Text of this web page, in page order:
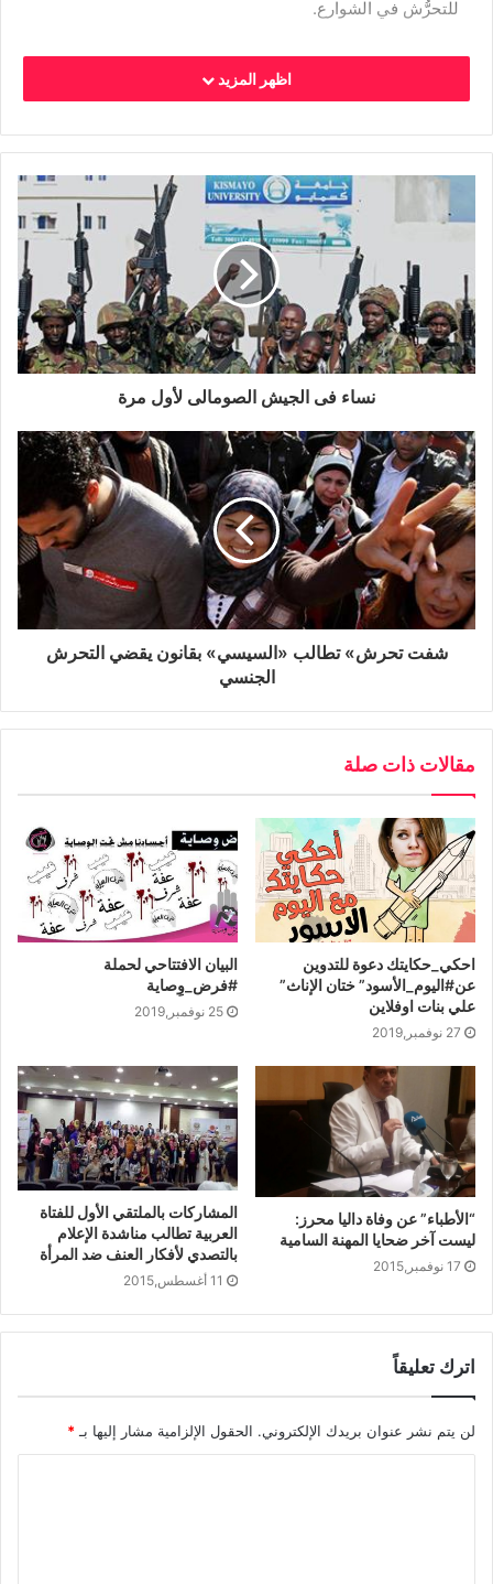
للتحرُّش في الشوارع.
اظهر المزيد
نساء فى الجيش الصومالى لأول مرة
شفت تحرش» تطالب «السيسي» بقانون يقضي التحرش
الجنسي
مقالات ذات صلة
احكي_حكايتك دعوة للتدوين
عن#اليوم_الأسود” ختان الإناث”
علي بنات اوفلاين
27 نوفمبر,2019
البيان الافتتاحي لحملة
#فرض_وِصاية
25 نوفمبر,2019
“الأطباء” عن وفاة داليا محرز:
ليست آخر ضحايا المهنة السامية
17 نوفمبر,2015
المشاركات بالملتقي الأول للفتاة
العربية تطالب مناشدة الإعلام
بالتصدي لأفكار العنف ضد المرأة
11 أغسطس,2015
اترك تعليقاً
لن يتم نشر عنوان بريدك الإلكتروني. الحقول الإلزامية مشار إليها بـ *